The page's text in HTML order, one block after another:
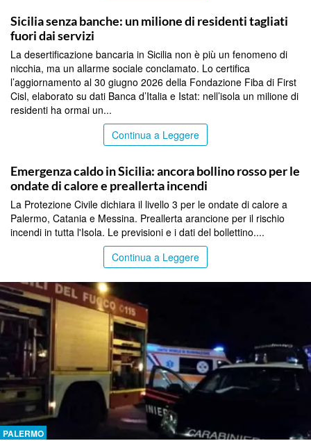
Sicilia senza banche: un milione di residenti tagliati
fuori dai servizi
La desertificazione bancaria in Sicilia non è più un fenomeno di
nicchia, ma un allarme sociale conclamato. Lo certifica
l’aggiornamento al 30 giugno 2026 della Fondazione Fiba di First
Cisl, elaborato su dati Banca d’Italia e Istat: nell’isola un milione di
residenti ha ormai un...
Continua a Leggere
Emergenza caldo in Sicilia: ancora bollino rosso per le
ondate di calore e preallerta incendi
La Protezione Civile dichiara il livello 3 per le ondate di calore a
Palermo, Catania e Messina. Preallerta arancione per il rischio
incendi in tutta l'Isola. Le previsioni e i dati del bollettino....
Continua a Leggere
PALERMO